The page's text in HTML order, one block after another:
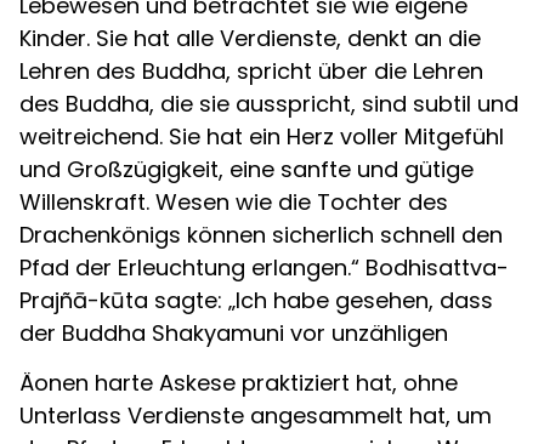
Kinder. Sie hat alle Verdienste, denkt an die
Lehren des Buddha, spricht über die Lehren
des Buddha, die sie ausspricht, sind subtil und
weitreichend. Sie hat ein Herz voller Mitgefühl
und Großzügigkeit, eine sanfte und gütige
Willenskraft. Wesen wie die Tochter des
Drachenkönigs können sicherlich schnell den
Pfad der Erleuchtung erlangen.“ Bodhisattva-
Prajñā-kūta sagte: „Ich habe gesehen, dass
der Buddha Shakyamuni vor unzähligen
Äonen harte Askese praktiziert hat, ohne
Unterlass Verdienste angesammelt hat, um